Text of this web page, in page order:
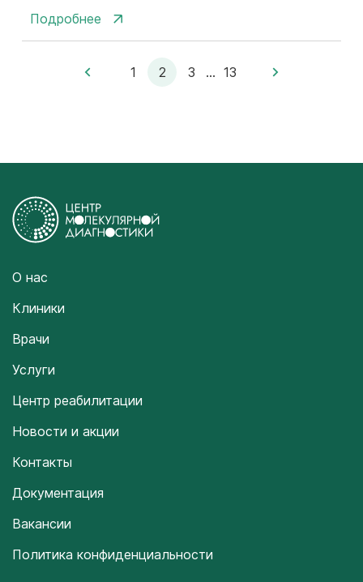
Подробнее
1 2 3 ... 13
О нас
Клиники
Врачи
Услуги
Центр реабилитации
Новости и акции
Контакты
Документация
Вакансии
Политика конфиденциальности